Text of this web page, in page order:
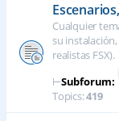
Cualquier
su
realistas FSX).
⊢Subforum:
Topics:419